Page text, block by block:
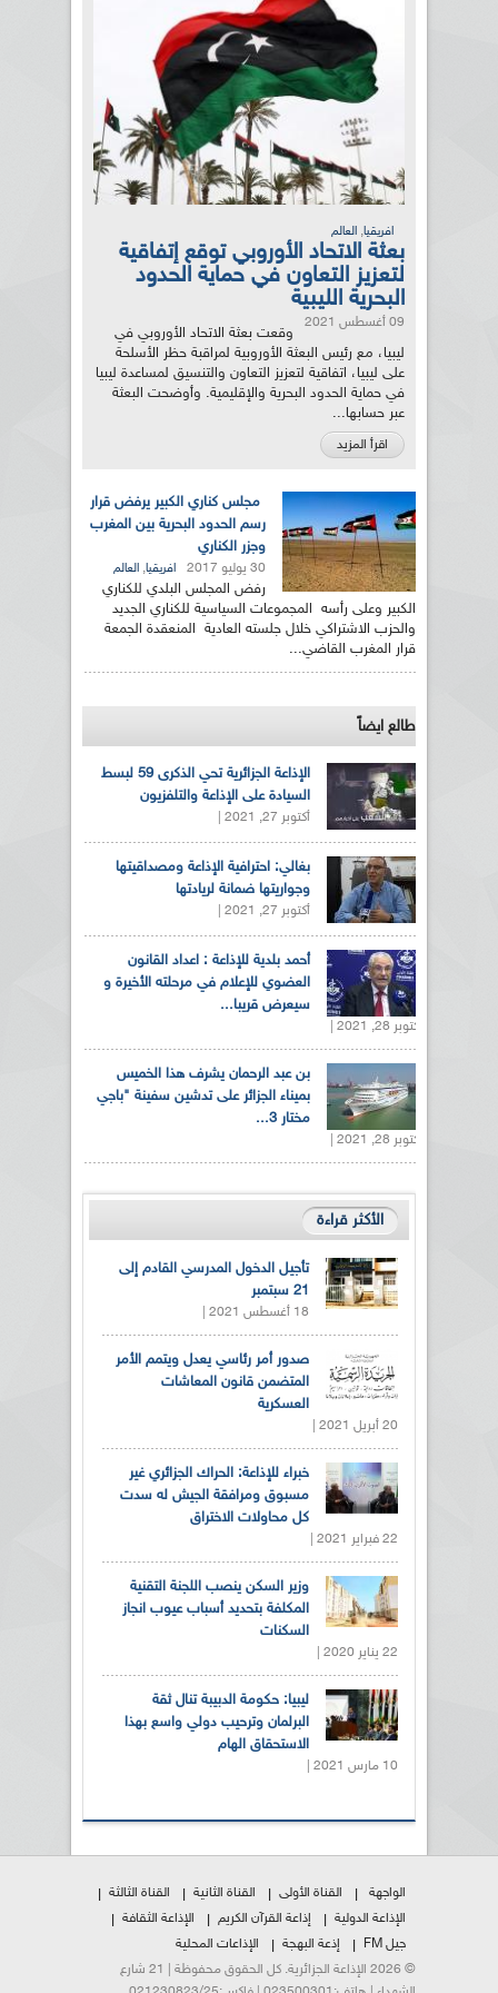
افريقيا, العالم
بعثة الاتحاد الأوروبي توقع إتفاقية
لتعزيز التعاون في حماية الحدود
البحرية الليبية
09 أغسطس 2021
وقعت بعثة الاتحاد الأوروبي في
ليبيا، مع رئيس البعثة الأوروبية لمراقبة حظر الأسلحة
على ليبيا، اتفاقية لتعزيز التعاون والتنسيق لمساعدة ليبيا
في حماية الحدود البحرية والإقليمية. وأوضحت البعثة
عبر حسابها...
اقرأ المزيد
مجلس كناري الكبير يرفض قرار
رسم الحدود البحرية بين المغرب
وجزر الكناري
30 يوليو 2017 افريقيا, العالم
رفض المجلس البلدي للكناري
الكبير وعلى رأسه المجموعات السياسية للكناري الجديد
والحزب الاشتراكي خلال جلسته العادية المنعقدة الجمعة
قرار المغرب القاضي...
طالع ايضاً
الإذاعة الجزائرية تحي الذكرى 59 لبسط
السيادة على الإذاعة والتلفزيون
أكتوبر 27, 2021 |
بغالي: احترافية الإذاعة ومصداقيتها
وجواريتها ضمانة لريادتها
أكتوبر 27, 2021 |
أحمد بلدية للإذاعة : اعداد القانون
العضوي للإعلام في مرحلته الأخيرة و
سيعرض قريبا...
أكتوبر 28, 2021 |
بن عبد الرحمان يشرف هذا الخميس
بميناء الجزائر على تدشين سفينة "باجي
مختار 3...
أكتوبر 28, 2021 |
الأكثر قراءة
تأجيل الدخول المدرسي القادم إلى
21 سبتمبر
18 أغسطس 2021 |
صدور أمر رئاسي يعدل ويتمم الأمر
المتضمن قانون المعاشات
العسكرية
20 أبريل 2021 |
خبراء للإذاعة: الحراك الجزائري غير
مسبوق ومرافقة الجيش له سدت
كل محاولات الاختراق
22 فبراير 2021 |
وزير السكن ينصب اللجنة التقنية
المكلفة بتحديد أسباب عيوب انجاز
السكنات
22 يناير 2020 |
ليبيا: حكومة الدبيبة تنال ثقة
البرلمان وترحيب دولي واسع بهذا
الاستحقاق الهام
10 مارس 2021 |
الواجهة القناة الأولى القناة الثانية
القناة الثالثة
الإذاعة الدولية
إذاعة القرآن الكريم
الإذاعة الثقافة
جيل FM
إذعة البهجة
الإذاعات المحلية
© 2026 الإذاعة الجزائرية. كل الحقوق محفوظة | 21 شارع